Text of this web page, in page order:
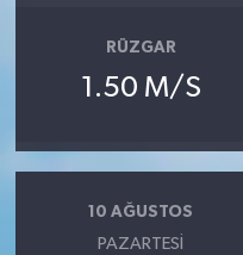
RÜZGAR
1.50 M/S
10 AĞUSTOS
PAZARTESI